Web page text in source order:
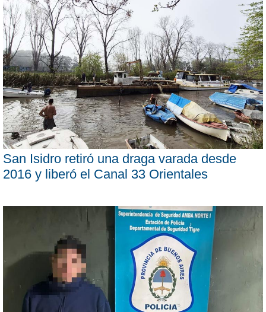
San Isidro retiró una draga varada desde
2016 y liberó el Canal 33 Orientales